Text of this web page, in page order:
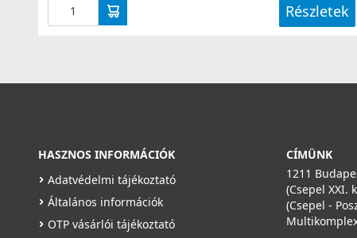
Részletek
HASZNOS INFORMÁCIÓK
Adatvédelmi tájékoztató
Általános információk
OTP vásárlói tájékoztató
CÍMÜNK
1211
(Csepel XXI.
(Csepel -